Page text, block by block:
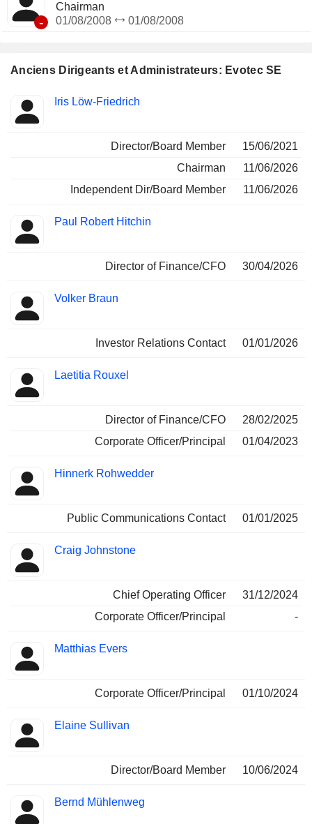
Anciens Dirigeants et Administrateurs: Evotec SE
Insider
Fonctions
Iris Löw-Friedrich
Director/Board Member
15/06/2021
Chairman
11/06/2026
Independent Dir/Board Member
11/06/2026
Paul Robert Hitchin
Director of Finance/CFO 30/04/2026
Volker Braun
Investor Relations Contact 01/01/2026
Laetitia Rouxel
Director of Finance/CFO
28/02/2025
Corporate Officer/Principal
01/04/2023
Hinnerk Rohwedder
Public Communications Contact 01/01/2025
Craig Johnstone
Chief Operating Officer
31/12/2024
Corporate Officer/Principal
-
Matthias Evers
Corporate Officer/Principal 01/10/2024
Elaine Sullivan
Director/Board Member 10/06/2024
Bernd Mühlenweg
-
Chairman
01/08/2008
01/08/2008